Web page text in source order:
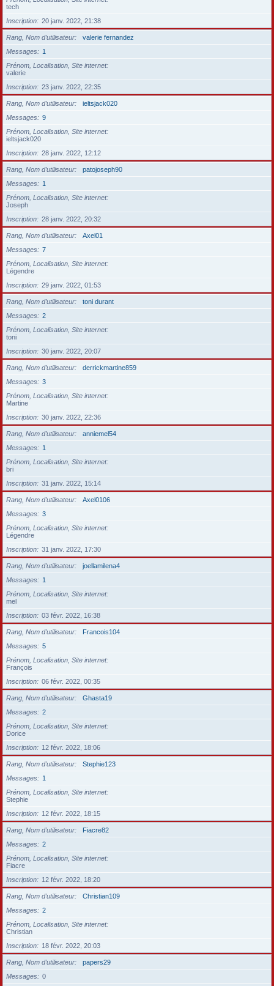
tech
Inscription
20 janv. 2022, 21:38
Rang, Nom d’utilisateur
valerie fernandez
Messages
1
Prénom, Localisation, Site internet
valerie
Inscription
23 janv. 2022, 22:35
Rang, Nom d’utilisateur
ieltsjack020
Messages
9
Prénom, Localisation, Site internet
ieltsjack020
Inscription
28 janv. 2022, 12:12
Rang, Nom d’utilisateur
patojoseph90
Messages
1
Prénom, Localisation, Site internet
Joseph
Inscription
28 janv. 2022, 20:32
Rang, Nom d’utilisateur
Axel01
Messages
7
Prénom, Localisation, Site internet
Légendre
Inscription
29 janv. 2022, 01:53
Rang, Nom d’utilisateur
toni durant
Messages
2
Prénom, Localisation, Site internet
toni
Inscription
30 janv. 2022, 20:07
Rang, Nom d’utilisateur
derrickmartine859
Messages
3
Prénom, Localisation, Site internet
Martine
Inscription
30 janv. 2022, 22:36
Rang, Nom d’utilisateur
anniemel54
Messages
1
Prénom, Localisation, Site internet
bri
Inscription
31 janv. 2022, 15:14
Rang, Nom d’utilisateur
Axel0106
Messages
3
Prénom, Localisation, Site internet
Légendre
Inscription
31 janv. 2022, 17:30
Rang, Nom d’utilisateur
joellamilena4
Messages
1
Prénom, Localisation, Site internet
mel
Inscription
03 févr. 2022, 16:38
Rang, Nom d’utilisateur
Francois104
Messages
5
Prénom, Localisation, Site internet
François
Inscription
06 févr. 2022, 00:35
Rang, Nom d’utilisateur
Ghasta19
Messages
2
Prénom, Localisation, Site internet
Dorice
Inscription
12 févr. 2022, 18:06
Rang, Nom d’utilisateur
Stephie123
Messages
1
Prénom, Localisation, Site internet
Stephie
Inscription
12 févr. 2022, 18:15
Rang, Nom d’utilisateur
Fiacre82
Messages
2
Prénom, Localisation, Site internet
Fiacre
Inscription
12 févr. 2022, 18:20
Rang, Nom d’utilisateur
Christian109
Messages
2
Prénom, Localisation, Site internet
Christian
Inscription
18 févr. 2022, 20:03
Rang, Nom d’utilisateur
papers29
Messages
0